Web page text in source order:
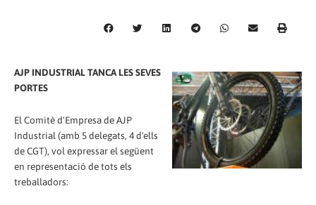
AJP INDUSTRIAL TANCA LES SEVES
PORTES
El Comitè d'Empresa de AJP
Industrial (amb 5 delegats, 4 d'ells
de CGT), vol expressar el següent
en representació de tots els
treballadors: